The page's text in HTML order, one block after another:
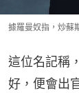
據羅曼奴指，炒蘇
這位名記稱
好，便會出